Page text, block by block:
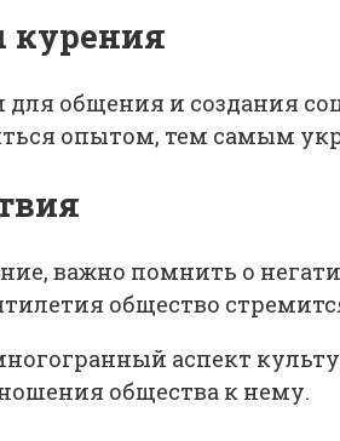
курения
общения и создания
опытом, тем самым
важно помнить о
общество
аспект
общества к нему.